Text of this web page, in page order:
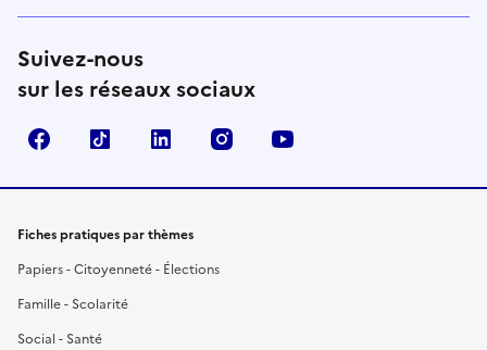
Suivez-nous
sur les réseaux sociaux
FacebookTikTok LinkedIn Instagram
Fiches pratiques par thèmes
Papiers - Citoyenneté - Élections
Famille - Scolarité
Social - Santé